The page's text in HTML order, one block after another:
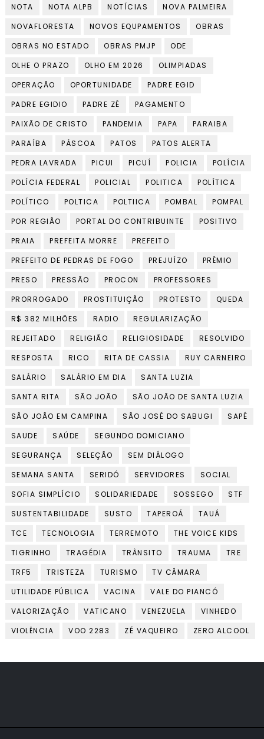
NOTA
NOTA ALPB NOTÍCIAS
NOVA PALMEIRA
NOVAFLORESTA
NOVOS EQUPAMENTOS
OBRAS
OBRAS NO ESTADO
OBRAS PMJP
ODE
OLHE O PRAZO
OLHO EM 2026
OLIMPIADAS
OPERAÇÃO
OPORTUNIDADE
PADRE EGID
PADRE EGIDIO
PADRE ZÉ
PAGAMENTO
PAIXÃO DE CRISTO
PANDEMIA PAPA
PARAIBA
PARAÍBA
PÁSCOA PATOS
PATOS ALERTA
PEDRA LAVRADA
PICUI PICUÍ POLICIA
POLÍCIA
POLÍCIA FEDERAL
POLICIAL POLITICA
POLÍTICA
POLÍTICO
POLTICA POLTIICA POMBAL
POMPAL
POR REGIÃO
PORTAL DO CONTRIBUINTE
POSITIVO
PRAIA
PREFEITA MORRE
PREFEITO
PREFEITO DE PEDRAS DE FOGO
PREJUÍZO
PRÊMIO
PRESO
PRESSÃO PROCON
PROFESSORES
PRORROGADO
PROSTITUIÇÃO PROTESTO
QUEDA
R$ 382 MILHÕES
RADIO
REGULARIZAÇÃO
REJEITADO
RELIGIÃO RELIGIOSIDADE
RESOLVIDO
RESPOSTA
RICO RITA DE CASSIA
RUY CARNEIRO
SALÁRIO
SALÁRIO EM DIA
SANTA LUZIA
SANTA RITA
SÃO JOÃO
SÃO JOÃO DE SANTA LUZIA
SÃO JOÃO EM CAMPINA
SÃO JOSÉ DO SABUGI
SAPÉ
SAUDE
SAÚDE
SEGUNDO DOMICIANO
SEGURANÇA
SELEÇÃO
SEM DIÁLOGO
SEMANA SANTA
SERIDÓ SERVIDORES
SOCIAL
SOFIA SIMPLÍCIO
SOLIDARIEDADE SOSSEGO
STF
SUSTENTABILIDADE
SUSTO TAPEROÁ
TAUÁ
TCE
TECNOLOGIA TERREMOTO
THE VOICE KIDS
TIGRINHO
TRAGÉDIA TRÂNSITO TRAUMA
TRE
TRF5
TRISTEZA TURISMO
TV CÂMARA
UTILIDADE PÚBLICA
VACINA
VALE DO PIANCÓ
VALORIZAÇÃO
VATICANO VENEZUELA
VINHEDO
VIOLÊNCIA
VOO 2283 ZÉ VAQUEIRO ZERO ALCOOL